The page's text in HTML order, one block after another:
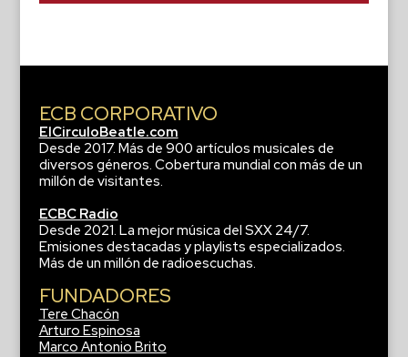
ECB CORPORATIVO
ElCirculoBeatle.com
Desde 2017. Más de 900 artículos musicales de
diversos géneros. Cobertura mundial con más de un
millón de visitantes.
ECBC Radio
Desde 2021. La mejor música del SXX 24/7.
Emisiones destacadas y playlists especializados.
Más de un millón de radioescuchas.
FUNDADORES
Tere Chacón
Arturo Espinosa
Marco Antonio Brito